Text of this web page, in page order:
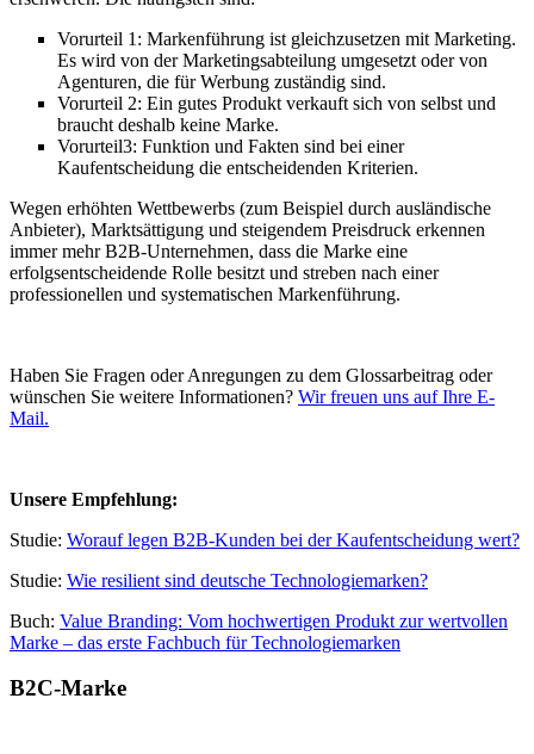
Vorurteil 1: Markenführung ist gleichzusetzen mit Marketing.
Es wird von der Marketingsabteilung umgesetzt oder von
Agenturen, die für Werbung zuständig sind.
Vorurteil 2: Ein gutes Produkt verkauft sich von selbst und
braucht deshalb keine Marke.
Vorurteil3: Funktion und Fakten sind bei einer
Kaufentscheidung die entscheidenden Kriterien.
Wegen erhöhten Wettbewerbs (zum Beispiel durch ausländische
Anbieter), Marktsättigung und steigendem Preisdruck erkennen
immer mehr B2B-Unternehmen, dass die Marke eine
erfolgsentscheidende Rolle besitzt und streben nach einer
professionellen und systematischen Markenführung.
Haben Sie Fragen oder Anregungen zu dem Glossarbeitrag oder
wünschen Sie weitere Informationen? Wir freuen uns auf Ihre E-
Mail.
Unsere Empfehlung:
Studie: Worauf legen B2B-Kunden bei der Kaufentscheidung wert?
Studie: Wie resilient sind deutsche Technologiemarken?
Buch: Value Branding: Vom hochwertigen Produkt zur wertvollen
Marke – das erste Fachbuch für Technologiemarken
B2C-Marke